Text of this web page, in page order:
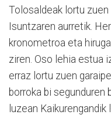
Tolosaldeak lortu
Isuntzaren aurretik.
kronometroa eta
ziren. Oso lehia estua
erraz lortu zuen
borroka bi segunduren
luzean